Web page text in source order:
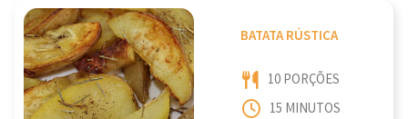
BATATA RÚSTICA
10 PORÇÕES
15 MINUTOS